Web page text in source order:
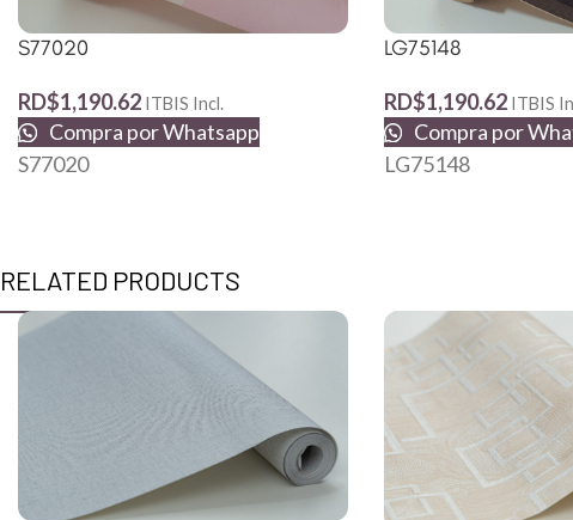
S77020
RD$1,190.62 ITBIS Incl.
Compra por Whatsapp
S77020
LG75148
RD$1,190.62 ITBIS
Compra por
LG75148
RELATED PRODUCTS